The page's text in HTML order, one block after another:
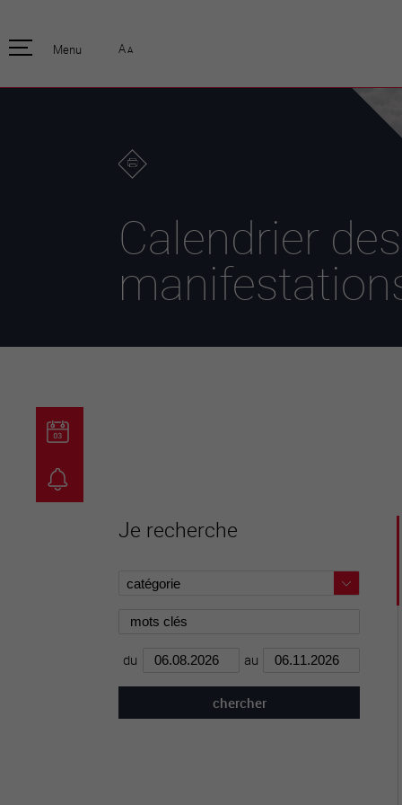
Enfants et écoliers
Formation
environnement
Informations parcelles
Guichet virtuel
Annuaire communal
Emplois
Organisation
communale
Programme de
législature
Stratégies
Jumelage
Menu A A
Calendrier des
Je recherche
du au